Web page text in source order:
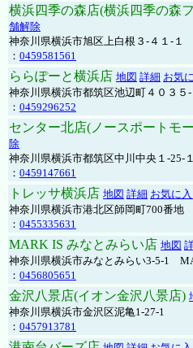
横浜四季の森店(横浜四季の森
舗解除
神奈川県横浜市旭区上白根３-４１-１
： 0459581561
ららぽーと横浜店 地図 詳細 お気
神奈川県横浜市都筑区池辺町４０３５-
： 0459296252
センター北店(ノースポートモ
除
神奈川県横浜市都筑区中川中央１-25-１
： 0459147661
トレッサ横浜店 地図 詳細 お気に
神奈川県横浜市港北区師岡町700番地
： 0455335631
MARK IS みなとみらい店 地図
神奈川県横浜市みなとみらい3-5-1
： 0456805651
金沢八景店(イオン金沢八景店)
神奈川県横浜市金沢区泥亀1-27-1
： 0457913781